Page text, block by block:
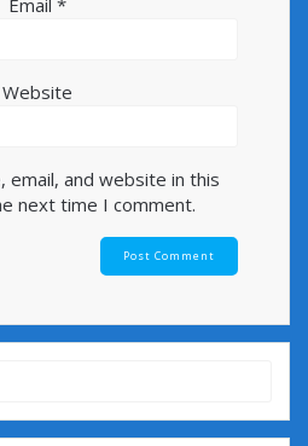
Email *
Website
email, and website in this
next time I comment.